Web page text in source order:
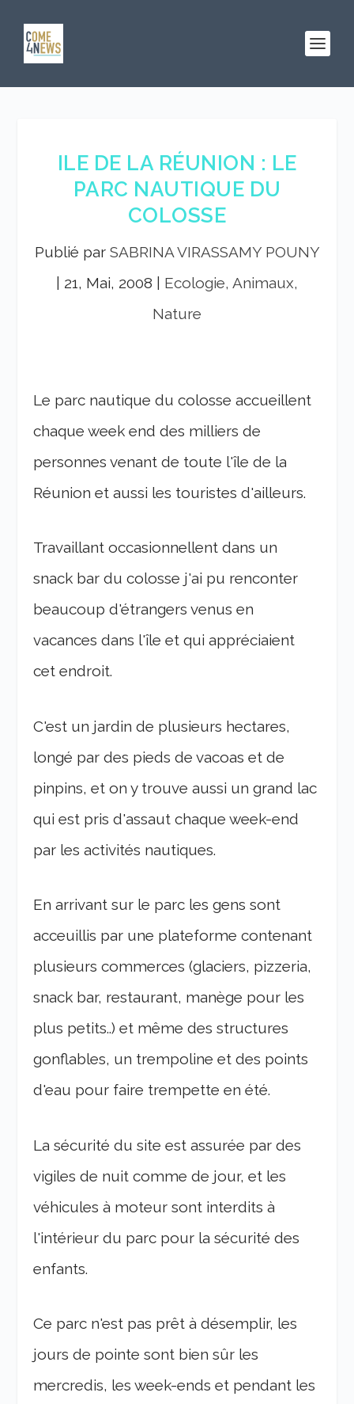
ILE DE LA RÉUNION : LE
PARC NAUTIQUE DU
COLOSSE
Publié par SABRINA VIRASSAMY POUNY
21, Mai, 2008
Ecologie, Animaux,
Nature
Le parc nautique du colosse accueillent
chaque week end des milliers de
personnes venant de toute l'île de la
Réunion et aussi les touristes d'ailleurs.
Travaillant occasionnellent dans un
snack bar du colosse j'ai pu renconter
beaucoup d'étrangers venus en
vacances dans l'île et qui appréciaient
cet endroit.
C'est un jardin de plusieurs hectares,
longé par des pieds de vacoas et de
pinpins, et on y trouve aussi un grand lac
qui est pris d'assaut chaque week-end
par les activités nautiques.
En arrivant sur le parc les gens sont
acceuillis par une plateforme contenant
plusieurs commerces (glaciers, pizzeria,
snack bar, restaurant, manège pour les
plus petits..) et même des structures
gonflables, un trempoline et des points
d'eau pour faire trempette en été.
La sécurité du site est assurée par des
vigiles de nuit comme de jour, et les
véhicules à moteur sont interdits à
l'intérieur du parc pour la sécurité des
enfants.
Ce parc n'est pas prêt à désemplir, les
jours de pointe sont bien sûr les
mercredis, les week-ends et pendant les